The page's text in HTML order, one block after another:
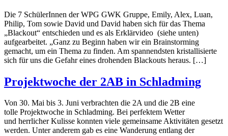
Die 7 SchülerInnen der WPG GWK Gruppe, Emily, Alex, Luan,
Philip, Tom sowie David und David haben sich für das Thema
„Blackout“ entschieden und es als Erklärvideo (siehe unten)
aufgearbeitet. „Ganz zu Beginn haben wir ein Brainstorming
gemacht, um ein Thema zu finden. Am spannendsten kristallisierte
sich für uns die Gefahr eines drohenden Blackouts heraus. […]
Projektwoche der 2AB in Schladming
Von 30. Mai bis 3. Juni verbrachten die 2A und die 2B eine
tolle Projektwoche in Schladming. Bei perfektem Wetter
und herrlicher Kulisse konnten viele gemeinsame Aktivitäten gesetzt
werden. Unter anderem gab es eine Wanderung entlang der